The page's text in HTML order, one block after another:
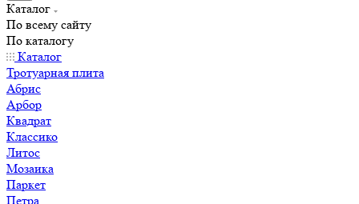
Каталог
По всему сайту
По каталогу
Каталог
Тротуарная плита
Абрис
Арбор
Квадрат
Классико
Литос
Мозаика
Паркет
Петра